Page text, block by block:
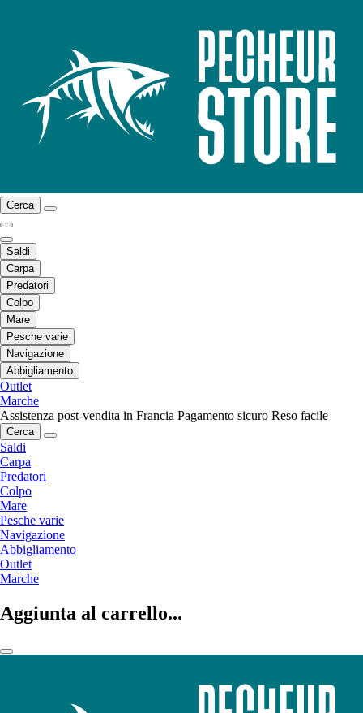
Cerca
Saldi
Carpa
Predatori
Colpo
Mare
Pesche varie
Navigazione
Abbigliamento
Outlet
Marche
Assistenza post-vendita in Francia Pagamento sicuro Reso facile
Cerca
Saldi
Carpa
Predatori
Colpo
Mare
Pesche varie
Navigazione
Abbigliamento
Outlet
Marche
Aggiunta al carrello...